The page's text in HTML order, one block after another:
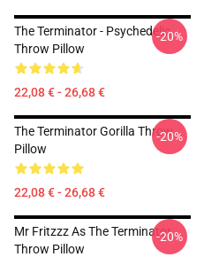
The Terminator - Psychedelic
Throw Pillow
22,08 € - 26,68 €
-20%
The Terminator Gorilla Throw
Pillow
22,08 € - 26,68 €
-20%
Mr Fritzzz As The Terminator
Throw Pillow
-20%